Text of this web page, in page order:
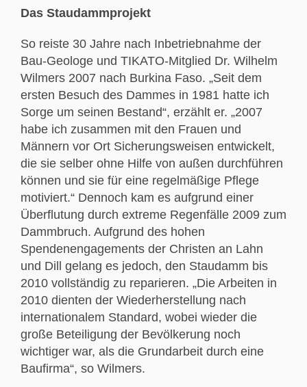
Das Staudammprojekt
So reiste 30 Jahre nach Inbetriebnahme der
Bau-Geologe und TIKATO-Mitglied Dr. Wilhelm
Wilmers 2007 nach Burkina Faso. „Seit dem
ersten Besuch des Dammes in 1981 hatte ich
Sorge um seinen Bestand“, erzählt er. „2007
habe ich zusammen mit den Frauen und
Männern vor Ort Sicherungsweisen entwickelt,
die sie selber ohne Hilfe von außen durchführen
können und sie für eine regelmäßige Pflege
motiviert.“ Dennoch kam es aufgrund einer
Überflutung durch extreme Regenfälle 2009 zum
Dammbruch. Aufgrund des hohen
Spendenengagements der Christen an Lahn
und Dill gelang es jedoch, den Staudamm bis
2010 vollständig zu reparieren. „Die Arbeiten in
2010 dienten der Wiederherstellung nach
internationalem Standard, wobei wieder die
große Beteiligung der Bevölkerung noch
wichtiger war, als die Grundarbeit durch eine
Baufirma“, so Wilmers.